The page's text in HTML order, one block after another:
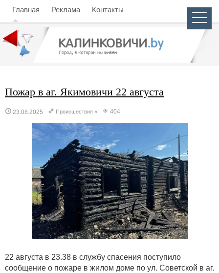
Главная Реклама Контакты
Пожар в аг. Якимовичи 22 августа
23.08.2025 Происшествия » 404
22 августа в 23.38 в службу спасения поступило
сообщение о пожаре в жилом доме по ул. Советской в аг.